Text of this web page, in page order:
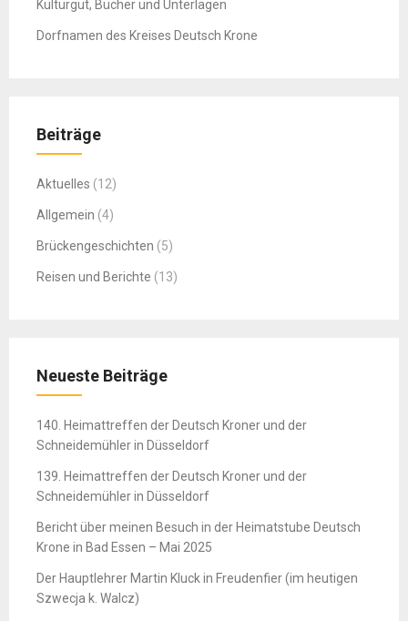
Kulturgut, Bücher und Unterlagen
Dorfnamen des Kreises Deutsch Krone
Beiträge
Aktuelles (12)
Allgemein (4)
Brückengeschichten (5)
Reisen und Berichte (13)
Neueste Beiträge
140. Heimattreffen der Deutsch Kroner und der
Schneidemühler in Düsseldorf
139. Heimattreffen der Deutsch Kroner und der
Schneidemühler in Düsseldorf
Bericht über meinen Besuch in der Heimatstube Deutsch
Krone in Bad Essen – Mai 2025
Der Hauptlehrer Martin Kluck in Freudenfier (im heutigen
Szwecja k. Walcz)